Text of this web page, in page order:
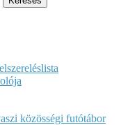
közösségi futótábor